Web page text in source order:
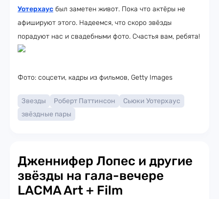
Уотерхаус был заметен живот. Пока что актёры не
афишируют этого. Надеемся, что скоро звёзды
порадуют нас и свадебными фото. Счастья вам, ребята!
Фото: соцсети, кадры из фильмов, Getty Images
Звезды Роберт Паттинсон
Сьюки Уотерхаус
звёздные пары
Дженнифер Лопес и другие
звёзды на гала-вечере
LACMA Art + Film